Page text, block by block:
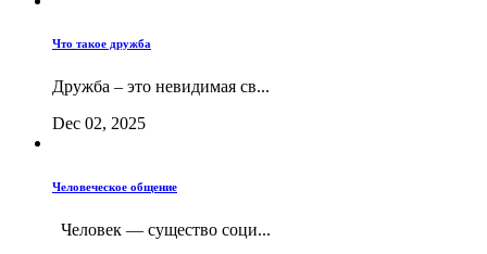
Что такое дружба
Дружба – это невидимая св...
Dec 02, 2025
Человеческое общение
Человек — существо соци...